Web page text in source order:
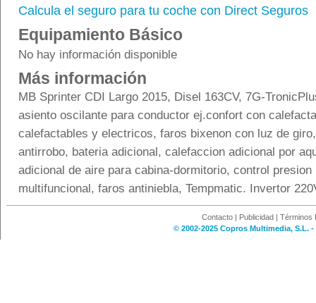
Calcula el seguro para tu coche con Direct Seguros
Equipamiento Básico
No hay información disponible
Más información
MB Sprinter CDI Largo 2015, Disel 163CV, 7G-
asiento oscilante para conductor ej.confort con
calefactables y electricos, faros bixenon con luz de
antirrobo, bateria adicional, calefaccion adicional por
adicional de aire para cabina-dormitorio, control
multifuncional, faros antiniebla, Tempmatic. Invertor
Contacto | Publicidad | Términos
© 2002-2025 Copros Multimedia, S.L.